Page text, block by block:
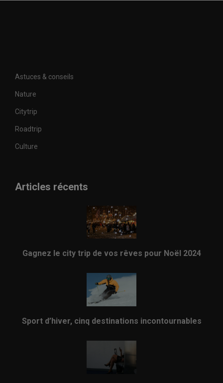
Astuces & conseils
Nature
Citytrip
Roadtrip
Culture
Articles récents
Gagnez le city trip de vos rêves pour Noël 2024
Sport d’hiver, cinq destinations incontournables